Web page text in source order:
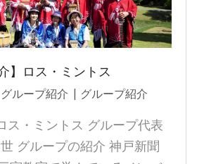
】ロス・ミントス
グループ紹介 グループ紹介
ス・ミントス グループ代表
グループの紹介 神戸新聞